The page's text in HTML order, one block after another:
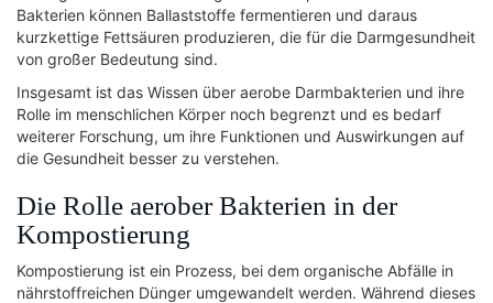
Bakterien können Ballaststoffe fermentieren und daraus
kurzkettige Fettsäuren produzieren, die für die Darmgesundheit
von großer Bedeutung sind.
Insgesamt ist das Wissen über aerobe Darmbakterien und ihre
Rolle im menschlichen Körper noch begrenzt und es bedarf
weiterer Forschung, um ihre Funktionen und Auswirkungen auf
die Gesundheit besser zu verstehen.
Die Rolle aerober Bakterien in der
Kompostierung
Kompostierung ist ein Prozess, bei dem organische Abfälle in
nährstoffreichen Dünger umgewandelt werden. Während dieses